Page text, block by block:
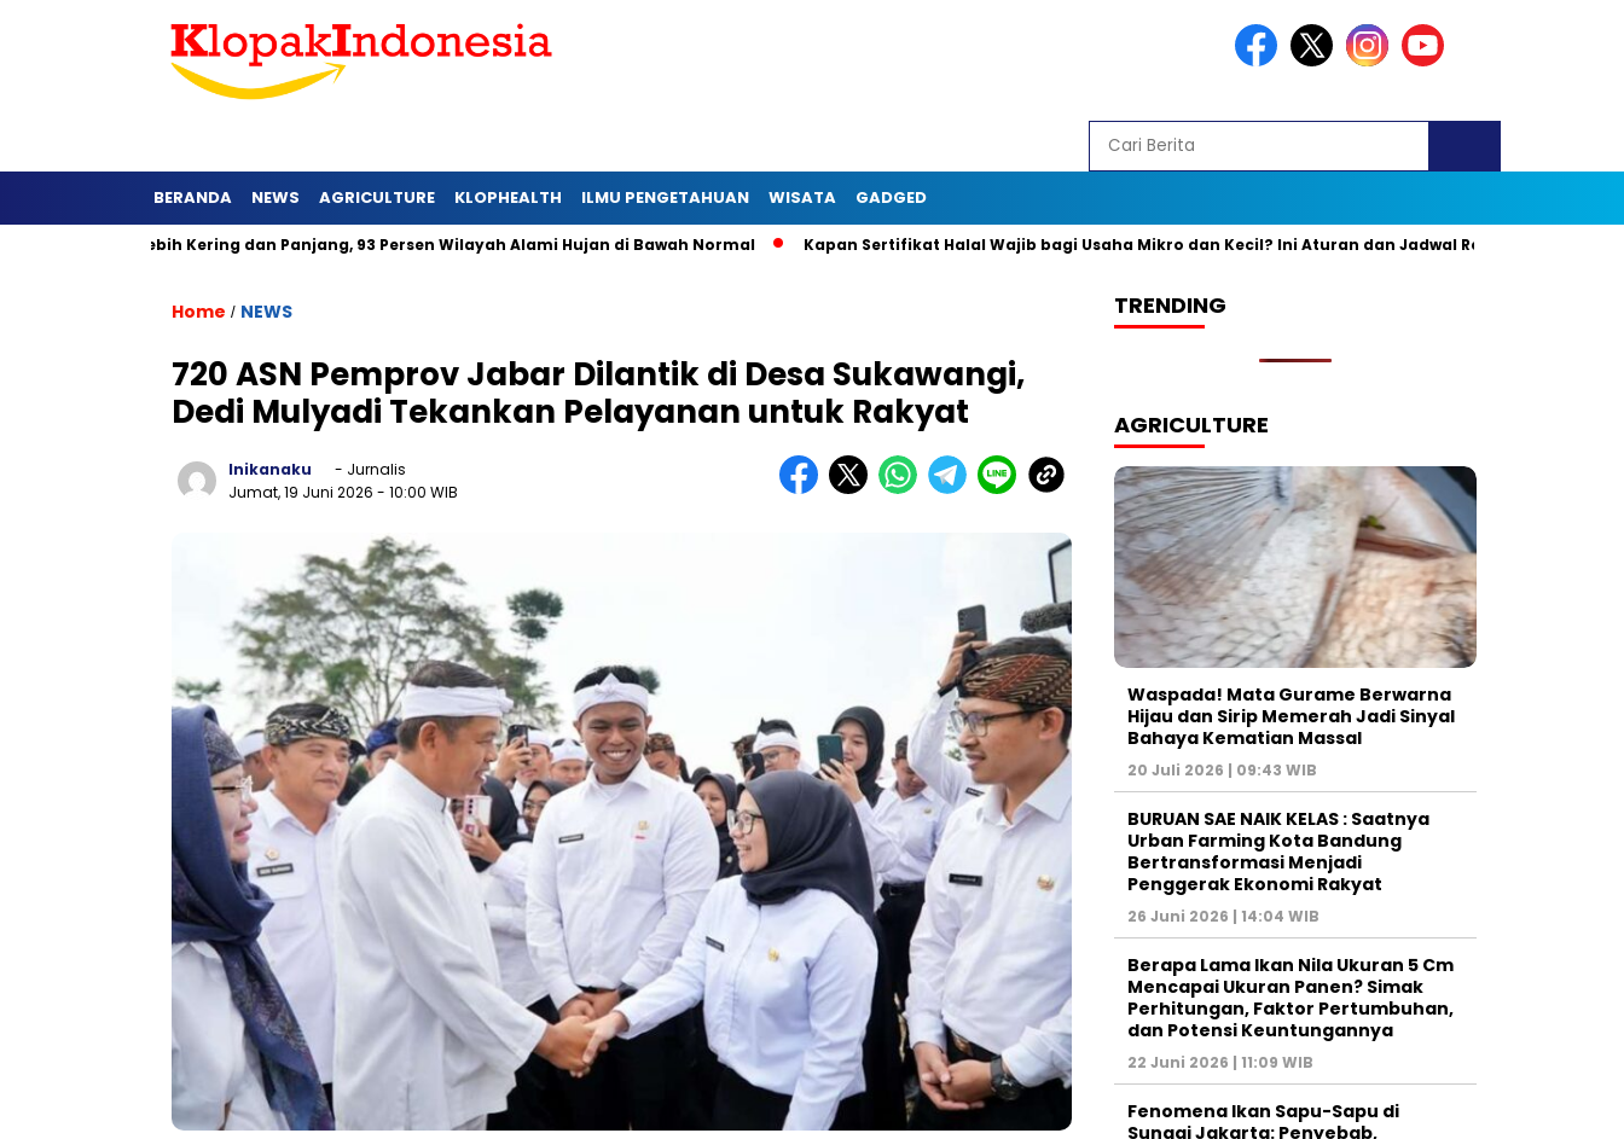
BERANDA NEWS AGRICULTURE KLOPHEALTH ILMU PENGETAHUAN WISATA GADGED
Barat Lebih Kering dan Panjang, 93 Persen Wilayah Alami Hujan di Bawah Normal Kapan Sertifikat Halal Wajib bagi Usaha Mikro dan Kecil? Ini Aturan dan Jadwal Resminya
Home / NEWS
720 ASN Pemprov Jabar Dilantik di Desa Sukawangi,
Dedi Mulyadi Tekankan Pelayanan untuk Rakyat
Inikanaku
- Jurnalis
Jumat, 19 Juni 2026 - 10:00 WIB
TRENDING
AGRICULTURE
Waspada! Mata Gurame Berwarna
Hijau dan Sirip Memerah Jadi Sinyal
Bahaya Kematian Massal
20 Juli 2026 | 09:43 WIB
BURUAN SAE NAIK KELAS : Saatnya
Urban Farming Kota Bandung
Bertransformasi Menjadi
Penggerak Ekonomi Rakyat
26 Juni 2026 | 14:04 WIB
Berapa Lama Ikan Nila Ukuran 5 Cm
Mencapai Ukuran Panen? Simak
Perhitungan, Faktor Pertumbuhan,
dan Potensi Keuntungannya
22 Juni 2026 | 11:09 WIB
Fenomena Ikan Sapu-Sapu di
Sungai Jakarta: Penyebab,